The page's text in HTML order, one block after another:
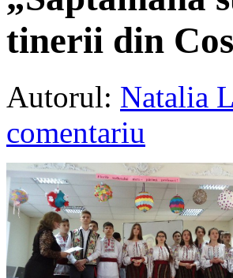
tinerii din
Autorul: Natalia
comentariu